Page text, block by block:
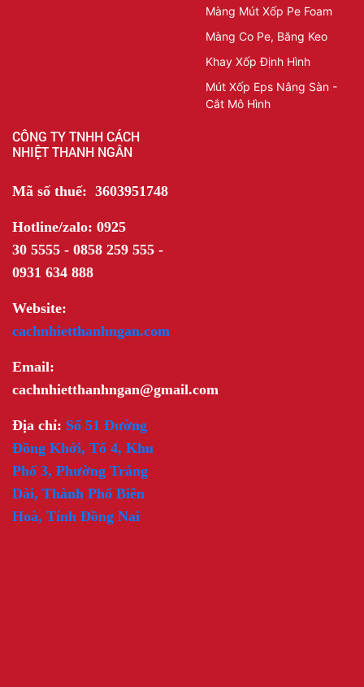
Màng Mút Xốp Pe Foam
Màng Co Pe, Băng Keo
Khay Xốp Định Hình
Mút Xốp Eps Nâng Sàn -
Cắt Mô Hình
CÔNG TY TNHH CÁCH
NHIỆT THANH NGÂN
Mã số thuế: 3603951748
Hotline/zalo: 0925
30 5555 - 0858 259 555 -
0931 634 888
Website:
cachnhietthanhngan.com
Email:
cachnhietthanhngan@gmail.com
Địa chỉ: Số 51 Đường
Đồng Khởi, Tổ 4, Khu
Phố 3, Phường Trảng
Dài, Thành Phố Biên
Hoà, Tỉnh Đồng Nai